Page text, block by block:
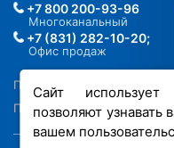
Сайт
позволяют
вашем
Политика в отношении ПДН
Политика обработки
+7 800 200-93-96
Многоканальный
+7 (831) 282-10-20;
Офис продаж